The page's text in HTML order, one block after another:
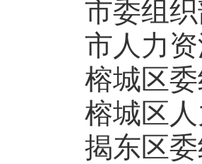
市委组织
市人力资
榕城区委
榕城区人
揭东区委